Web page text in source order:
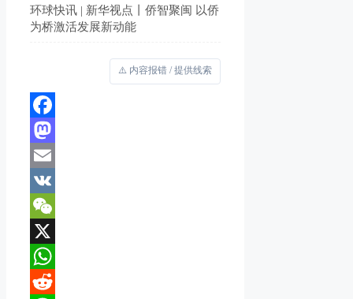
环球快讯 | 新华视点丨侨智聚闽 以侨
为桥激活发展新动能
⚠️ 内容报错 / 提供线索
Facebook
Mastodon
Email
VK
WeChat
X
WhatsApp